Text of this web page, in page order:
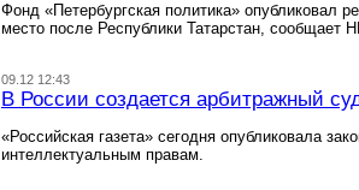
Фонд «Петербургская политика» опубликовал
место после Республики Татарстан, сообщает
09.12 12:43
В России создается арбитражный
«Российская газета» сегодня опубликовала
интеллектуальным правам.